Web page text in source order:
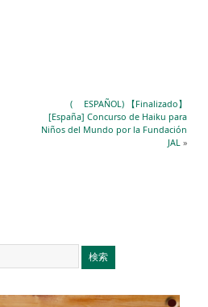
( ESPAÑOL) 【Finalizado】
[España] Concurso de Haiku para
Niños del Mundo por la Fundación
JAL»